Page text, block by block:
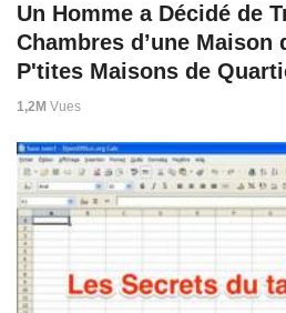
Un Homme a Décidé de
Chambres d’une Maison
P'tites Maisons de
1,2M Vues